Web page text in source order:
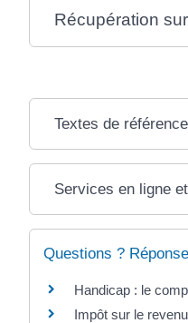
Récupération
Textes de référence
Services en ligne
Questions ?
Handicap : le
Impôt sur le